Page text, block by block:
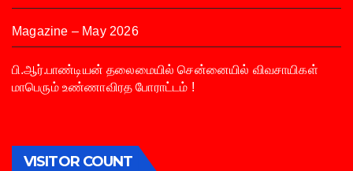
Magazine – May 2026
பி.ஆர்.பாண்டியன் தலைமையில் சென்னையில் விவசாயிகள்
மாபெரும் உண்ணாவிரத போராட்டம் !
VISITOR COUNT